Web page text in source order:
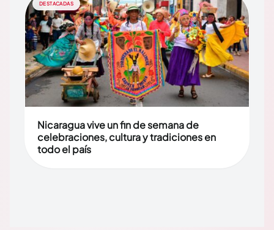
DESTACADAS
Nicaragua vive un fin de semana de
celebraciones, cultura y tradiciones en
todo el país